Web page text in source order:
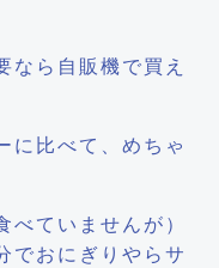
なら自販機で買え
に比べて、めちゃ
べていませんが）
でおにぎりやらサ